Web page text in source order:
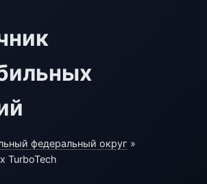
федеральный округ »
TurboTech